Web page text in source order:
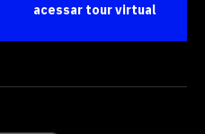
acessar tour virtual